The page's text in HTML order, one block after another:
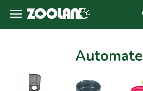
Automate